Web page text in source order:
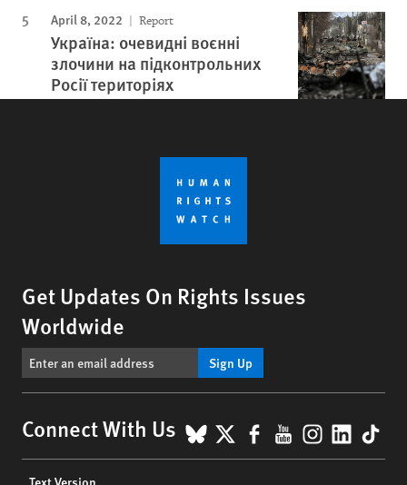
April 8, 2022 Report
Україна: очевидні воєнні
злочини на підконтрольних
Росії територіях
Get Updates On Rights Issues
Worldwide
Sign Up
Connect With Us BlueSky
X Facebook
YouTube
Text Version